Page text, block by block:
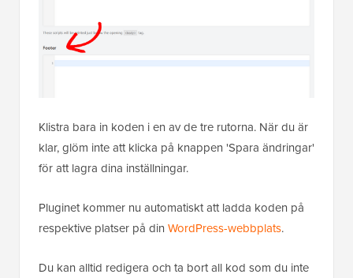
Klistra bara in koden i en av de tre rutorna. När du är
klar, glöm inte att klicka på knappen 'Spara ändringar'
för att lagra dina inställningar.
Pluginet kommer nu automatiskt att ladda koden på
respektive platser på din WordPress-webbplats.
Du kan alltid redigera och ta bort all kod som du inte